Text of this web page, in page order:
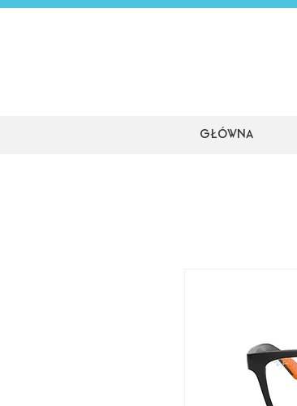
Główna